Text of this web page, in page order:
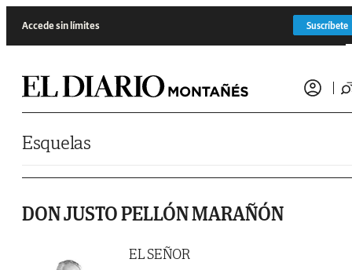
Accede sin límites Suscríbete
Esquelas
DON JUSTO PELLÓN MARAÑÓN
EL SEÑOR